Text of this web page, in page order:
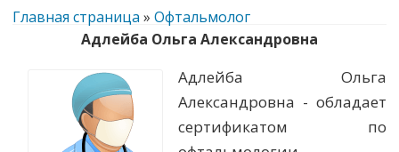
содержимому
Главная страница » Офтальмолог
Адлейба Ольга Александровна
Адлейба Ольга
Александровна - обладает
сертификатом по